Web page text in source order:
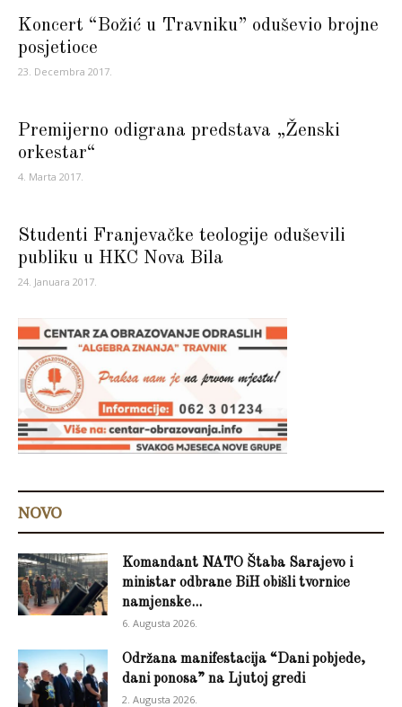
Koncert “Božić u Travniku” oduševio brojne
posjetioce
23. Decembra 2017.
Premijerno odigrana predstava „Ženski
orkestar“
4. Marta 2017.
Studenti Franjevačke teologije oduševili
publiku u HKC Nova Bila
24. Januara 2017.
NOVO
Komandant NATO Štaba Sarajevo i
ministar odbrane BiH obišli tvornice
namjenske...
6. Augusta 2026.
Održana manifestacija “Dani pobjede,
dani ponosa” na Ljutoj gredi
2. Augusta 2026.